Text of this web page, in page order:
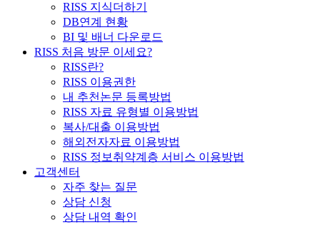
RISS 지식더하기
DB연계 현황
BI 및 배너 다운로드
RISS 처음 방문 이세요?
RISS란?
RISS 이용권한
내 추천논문 등록방법
RISS 자료 유형별 이용방법
복사/대출 이용방법
해외전자자료 이용방법
RISS 정보취약계층 서비스 이용방법
고객센터
자주 찾는 질문
상담 신청
상담 내역 확인